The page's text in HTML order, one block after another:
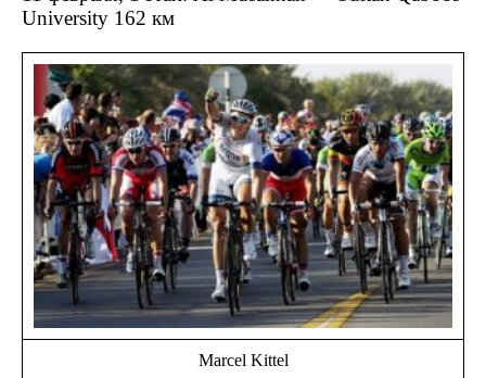
University 162 км
Marcel Kittel